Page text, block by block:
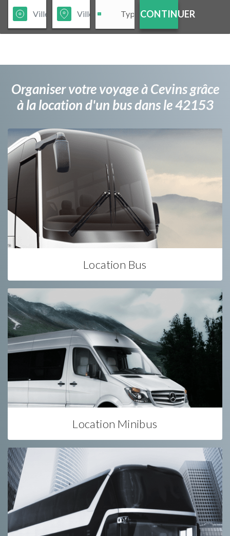
CONTINUER
Organiser votre voyage à Cevins grâce
à la location d'un bus dans le 42153
Location Bus
Location Minibus